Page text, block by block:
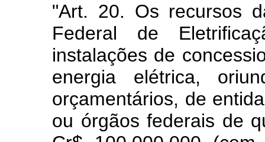
"Art. 20. Os recursos
Federal de
instalações de
energia elétrica,
orçamentários, de
ou órgãos federais de